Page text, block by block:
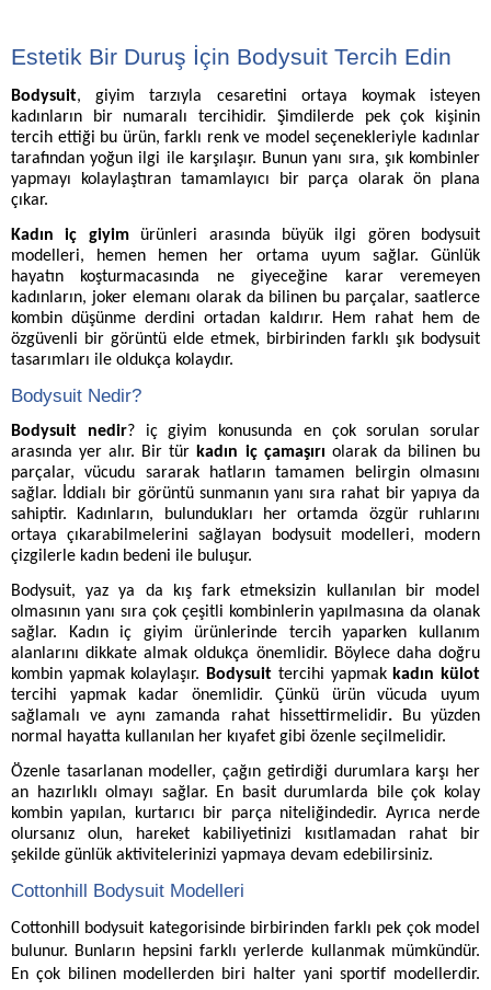
Estetik Bir Duruş İçin Bodysuit Tercih Edin
Bodysuit, giyim tarzıyla cesaretini ortaya koymak isteyen
kadınların bir numaralı tercihidir. Şimdilerde pek çok kişinin
tercih ettiği bu ürün, farklı renk ve model seçenekleriyle kadınlar
tarafından yoğun ilgi ile karşılaşır. Bunun yanı sıra, şık kombinler
yapmayı kolaylaştıran tamamlayıcı bir parça olarak ön plana
çıkar.
Kadın iç giyimürünleri arasında büyük ilgi gören bodysuit
modelleri, hemen hemen her ortama uyum sağlar. Günlük
hayatın koşturmacasında ne giyeceğine karar veremeyen
kadınların, joker elemanı olarak da bilinen bu parçalar, saatlerce
kombin düşünme derdini ortadan kaldırır. Hem rahat hem de
özgüvenli bir görüntü elde etmek, birbirinden farklı şık bodysuit
tasarımları ile oldukça kolaydır.
Bodysuit Nedir?
Bodysuit nedir? iç giyim konusunda en çok sorulan sorular
arasında yer alır. Bir türkadın iç çamaşırı olarak da bilinen bu
parçalar,
vücudu sararak hatların tamamen belirgin olmasını
sağlar. İddialı bir görüntü sunmanın yanı sıra rahat bir yapıya da
sahiptir. Kadınların, bulundukları her ortamda özgür ruhlarını
ortaya çıkarabilmelerini sağlayan bodysuit modelleri, modern
çizgilerle kadın bedeni ile buluşur.
Bodysuit, yaz ya da kış fark etmeksizin kullanılan bir model
olmasının yanı sıra çok çeşitli kombinlerin yapılmasına da olanak
sağlar. Kadın iç giyim ürünlerinde tercih yaparken kullanım
alanlarını dikkate almak oldukça önemlidir. Böylece daha doğru
kombin yapmak kolaylaşır.
Bodysuit tercihi yapmak kadın külot
tercihi yapmak kadar önemlidir. Çünkü ürün vücuda uyum
sağlamalı ve aynı zamanda rahat hissettirmelidir.
Bu yüzden
normal hayatta kullanılan her kıyafet gibi özenle seçilmelidir.
Özenle tasarlanan modeller, çağın getirdiği durumlara karşı her
an hazırlıklı olmayı sağlar. En basit durumlarda bile çok kolay
kombin yapılan, kurtarıcı bir parça niteliğindedir. Ayrıca nerde
olursanız olun, hareket kabiliyetinizi kısıtlamadan rahat bir
şekilde günlük aktivitelerinizi yapmaya devam edebilirsiniz.
Cottonhill Bodysuit Modelleri
Cottonhill bodysuit kategorisinde birbirinden farklı pek çok model
bulunur. Bunların hepsini farklı yerlerde kullanmak mümkündür.
En çok bilinen modellerden biri halter yani sportif modellerdir.